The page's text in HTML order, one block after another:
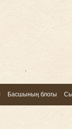
Басшының блогы